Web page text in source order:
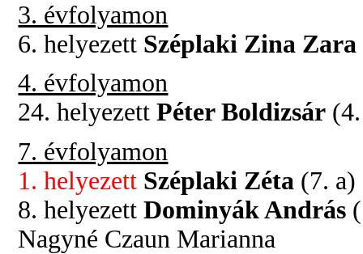
3. évfolyamon
6. helyezett Széplaki Zina Zara
4. évfolyamon
24. helyezettPéter Boldizsár
7. évfolyamon
1. helyezett Széplaki Zéta (7. a)
8. helyezettDominyák András
Nagyné Czaun Marianna